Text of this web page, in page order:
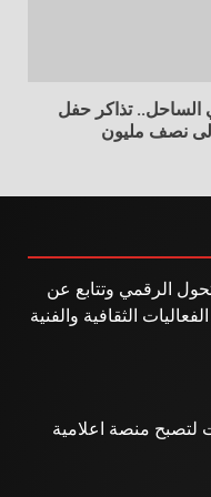
الساحل.. تذاكر حفل
الرقمي وتتابع عن
الثقافية والفنية
لتصبح منصة اعلامية